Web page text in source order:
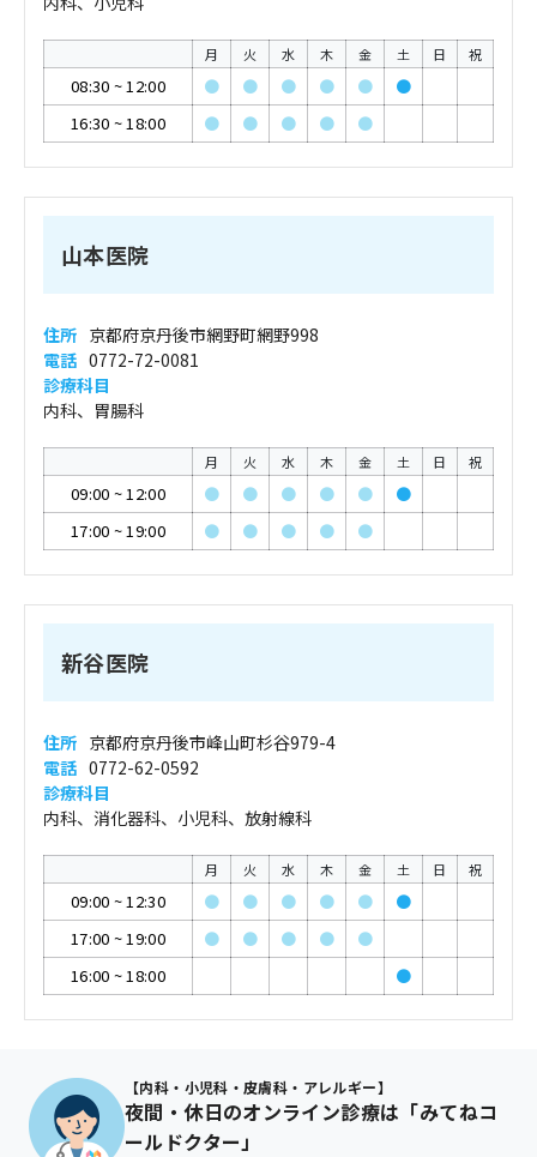
月 火 水 木 金 土 日 祝
08:30 ~12:00 ● ● ● ● ●
●
16:30 ~18:00 ● ● ● ● ●
山本医院
住所 京都府京丹後市網野町網野998
電話 0772-72-0081
診療科目
内科、胃腸科
月 火 水 木 金 土 日 祝
09:00 ~12:00 ● ● ● ● ●
●
17:00 ~19:00 ● ● ● ● ●
新谷医院
住所 京都府京丹後市峰山町杉谷979-4
電話 0772-62-0592
診療科目
内科、消化器科、小児科、放射線科
月 火 水 木 金 土 日 祝
09:00 ~12:30 ● ● ● ● ●
●
17:00 ~19:00 ● ● ● ●
●
16:00 ~18:00 ●
【内科・小児科・皮膚科・アレルギー】
夜間・休日のオンライン診療は「みてねコ
ールドクター」